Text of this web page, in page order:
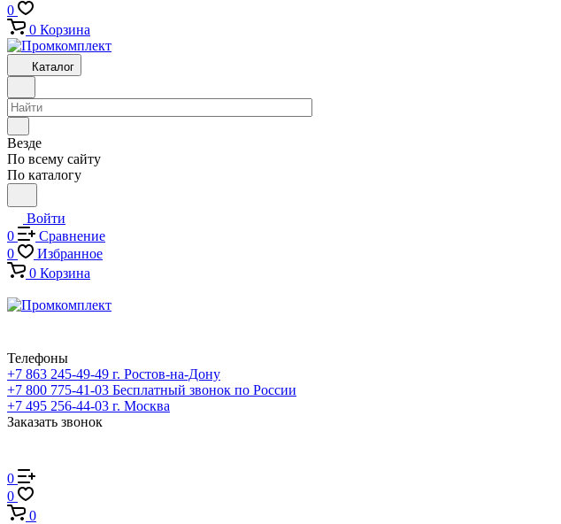
0
0 Корзина
Каталог
Везде
По всему сайту
По каталогу
Войти
0
Сравнение
0
Избранное
0 Корзина
Телефоны
+7 863 245-49-49 г. Ростов-на-Дону
+7 800 775-41-03 Бесплатный звонок по России
+7 495 256-44-03 г. Москва
Заказать звонок
0
0
0